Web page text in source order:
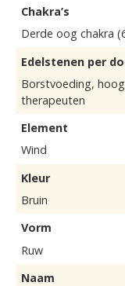
Chakra’s
Derde oog chakra
Edelstenen per
Borstvoeding,
therapeuten
Element
Wind
Kleur
Bruin
Vorm
Ruw
Naam